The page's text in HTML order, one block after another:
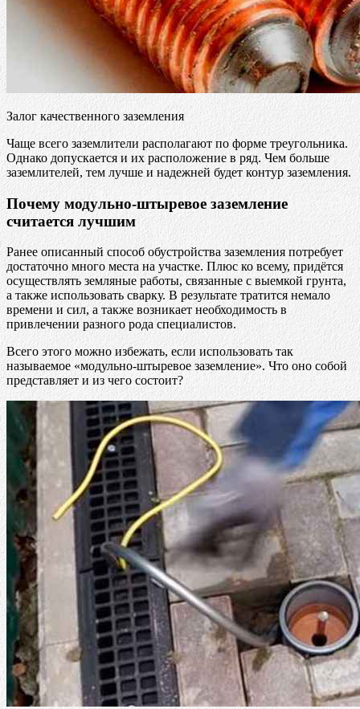
Залог качественного заземления
Чаще всего заземлители располагают по форме треугольника.
Однако допускается и их расположение в ряд. Чем больше
заземлителей, тем лучше и надежней будет контур заземления.
Почему модульно-штыревое заземление
считается лучшим
Ранее описанный способ обустройства заземления потребует
достаточно много места на участке. Плюс ко всему, придётся
осуществлять земляные работы, связанные с выемкой грунта,
а также использовать сварку. В результате тратится немало
времени и сил, а также возникает необходимость в
привлечении разного рода специалистов.
Всего этого можно избежать, если использовать так
называемое «модульно-штыревое заземление». Что оно собой
представляет и из чего состоит?